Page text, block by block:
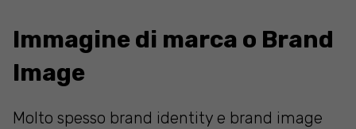
Immagine di marca o Brand
Image
Molto spesso brand identity e brand image